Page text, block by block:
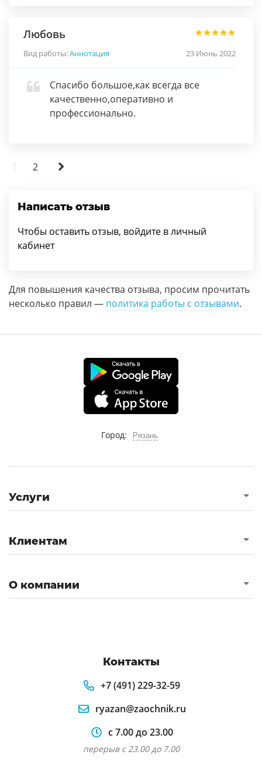
Любовь
Вид работы:Аннотация 23 Июнь 2022
Спасибо большое,как всегда все
качественно,оперативно и
профессионально.
1 2
Написать отзыв
Чтобы оставить отзыв, войдите в личный
кабинет
Для повышения качества отзыва, просим прочитать
несколько правил — политика работы с отзывами.
Город: Рязань
Услуги
Клиентам
О компании
Контакты
+7 (491) 229-32-59
ryazan@zaochnik.ru
с 7.00 до 23.00
перерыв с 23.00 до 7.00